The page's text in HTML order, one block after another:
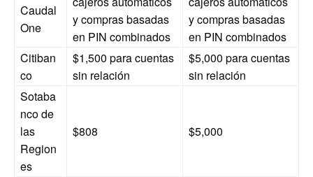
Caudal
One
y compras basadas
en PIN combinados
y compras basadas
en PIN combinados
Citiban
co
$1,500 para cuentas
sin relación
$5,000 para cuentas
sin relación
Sotaba
nco de
las
Region
es
$808 $5,000